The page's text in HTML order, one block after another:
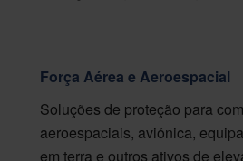
Força Aérea e Aeroespacial
Soluções de proteção para
aeroespaciais, aviónica,
em terra e outros ativos de